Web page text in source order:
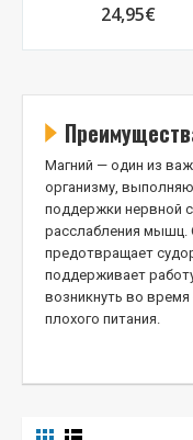
24,95€
Магний — один из
организму,
поддержки нервной
расслабления мышц.
предотвращает
поддерживает
возникнуть во время
плохого питания.